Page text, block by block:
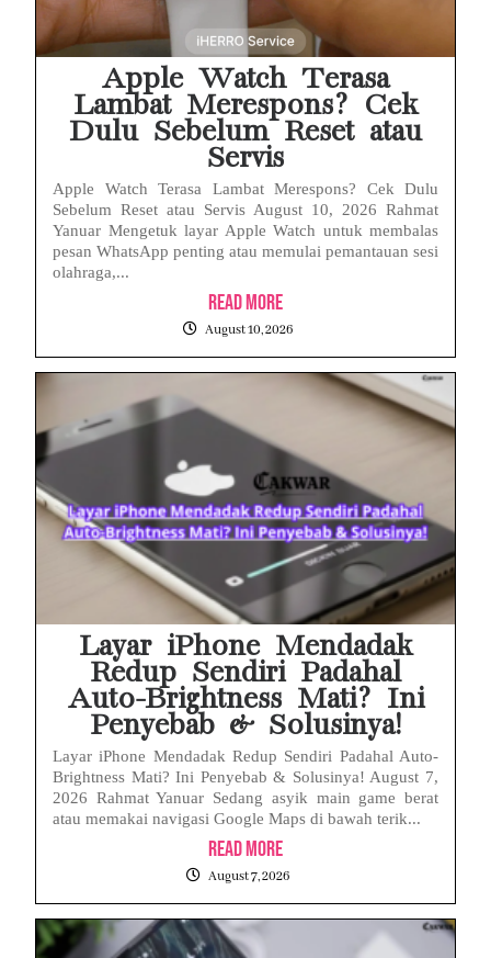
Apple Watch Terasa
Lambat Merespons? Cek
Dulu Sebelum Reset atau
Servis
Apple Watch Terasa Lambat Merespons? Cek Dulu
Sebelum Reset atau Servis August 10, 2026 Rahmat
Yanuar Mengetuk layar Apple Watch untuk membalas
pesan WhatsApp penting atau memulai pemantauan sesi
olahraga,...
Read More
August 10, 2026
Layar iPhone Mendadak
Redup Sendiri Padahal
Auto-Brightness Mati? Ini
Penyebab & Solusinya!
Layar iPhone Mendadak Redup Sendiri Padahal Auto-
Brightness Mati? Ini Penyebab & Solusinya! August 7,
2026 Rahmat Yanuar Sedang asyik main game berat
atau memakai navigasi Google Maps di bawah terik...
Read More
August 7, 2026